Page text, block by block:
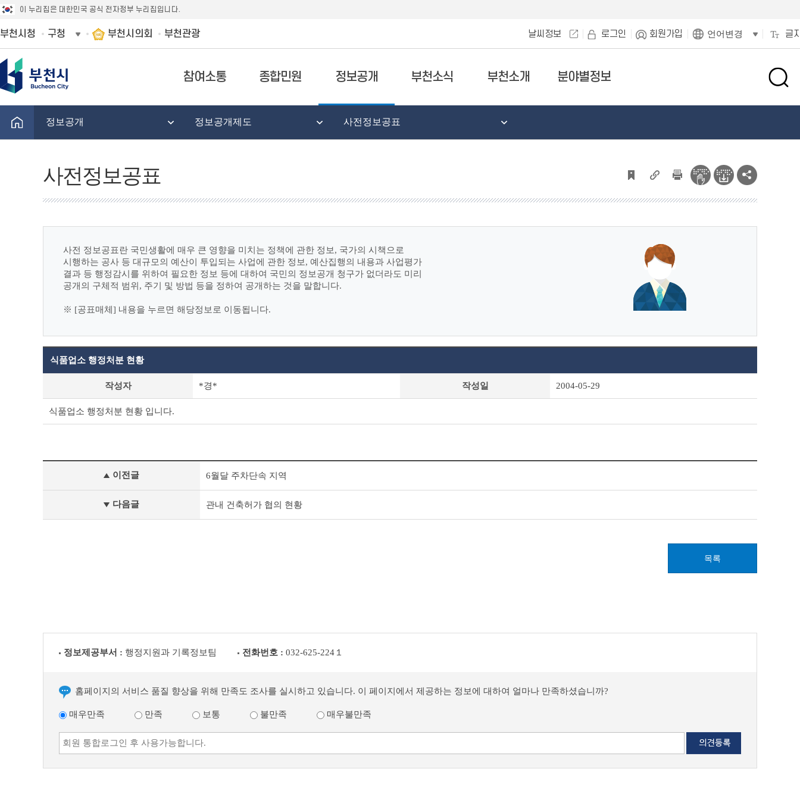
이 누리집은 대한민국 공식 전자정부 누리집입니다.
부천시청 구청 부천시의회 부천관광 날씨정보 로그인 회원가입 언어변경 글
참여소통 종합민원 정보공개 부천소식 부천소개 분야별정보
검
창
정보공개 정보공개제도 사전정보공표
사전정보공표
사전 정보공표란 국민생활에 매우 큰 영향을 미치는 정책에 관한 정보, 국가의 시책으로
시행하는 공사 등 대규모의 예산이 투입되는 사업에 관한 정보, 예산집행의 내용과 사업평가
결과 등 행정감시를 위하여 필요한 정보 등에 대하여 국민의 정보공개 청구가 없더라도 미리
공개의 구체적 범위, 주기 및 방법 등을 정하여 공개하는 것을 말합니다.
※ [공표매체] 내용을 누르면 해당정보로 이동됩니다.
보
공
세
테
식품업소 행정처분 현황
작성자 *경* 작성일 2004-05-29
식품업소 행정처분 현황 입니다.
정
표
이전글 6월달 주차단속 지역
다음글 관내 건축허가 협의 현황
목록
정보제공부서 : 행정지원과 기록정보팀 전화번호 : 032-625-224１
홈페이지의 서비스 품질 향상을 위해 만족도 조사를 실시하고 있습니다. 이 페이지에서 제공하는 정보에 대하여 얼마나 만족하셨습니까?
매우만족 만족 보통 불만족 매우불만족